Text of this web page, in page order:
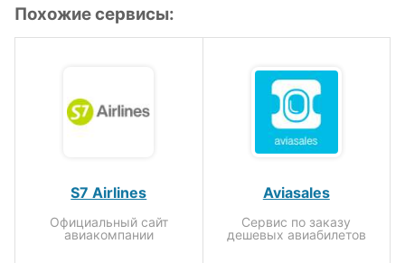
Похожие сервисы:
S7 Airlines
Официальный сайт
авиакомпании
Aviasales
Сервис по заказу
дешевых авиабилетов